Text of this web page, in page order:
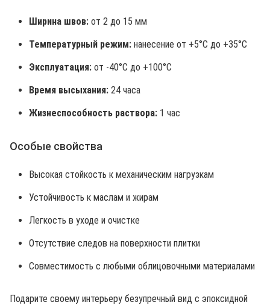
Ширина швов: от 2 до 15 мм
Температурный режим: нанесение от +5°C до +35°C
Эксплуатация: от -40°C до +100°C
Время высыхания: 24 часа
Жизнеспособность раствора: 1 час
Особые свойства
Высокая стойкость к механическим нагрузкам
Устойчивость к маслам и жирам
Легкость в уходе и очистке
Отсутствие следов на поверхности плитки
Совместимость с любыми облицовочными материалами
Подарите своему интерьеру безупречный вид с эпоксидной